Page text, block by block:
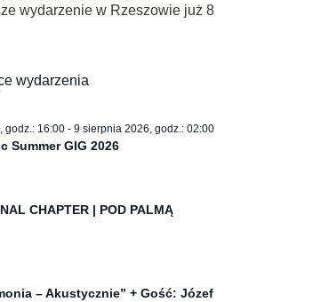
wydarzenia
godz.: 16:00- 9 sierpnia 2026, godz.: 02:00
Summer GIG 2026
CHAPTER | POD PALMĄ
– Akustycznie” + Gość: Józef